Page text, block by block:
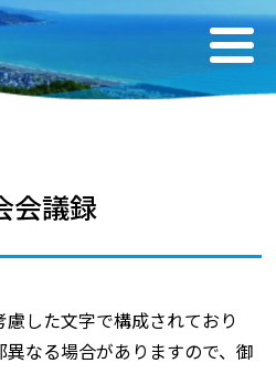
会議録
した文字で構成されており
なる場合がありますので、御